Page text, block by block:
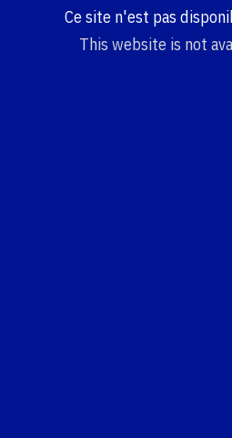
Ce site n'est pas
This website is not